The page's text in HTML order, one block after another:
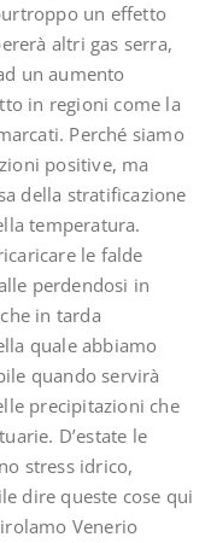
un effetto
altri gas serra,
un aumento
in regioni come la
Perché siamo
positive, ma
della stratificazione
temperatura.
le falde
perdendosi in
in tarda
quale abbiamo
quando servirà
precipitazioni che
D’estate le
stress idrico,
dire queste cose qui
Venerio